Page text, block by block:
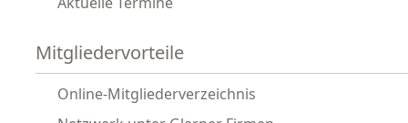
Mitgliedervorteile
Online-Mitgliederverzeichnis